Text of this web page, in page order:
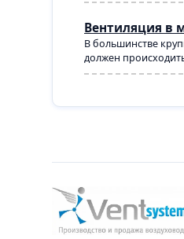
Вентиляция в
В большинстве
должен